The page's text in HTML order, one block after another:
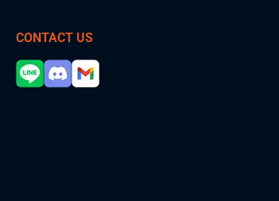
CONTACT US